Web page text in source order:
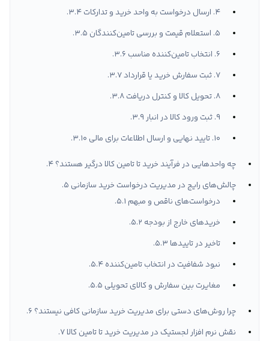
۴. ارسال درخواست به واحد خرید و تدارکات
۵. استعلام قیمت و بررسی تامین‌کنندگان
۶. انتخاب تامین‌کننده مناسب
۷. ثبت سفارش خرید یا قرارداد
۸. تحویل کالا و کنترل دریافت
۹. ثبت ورود کالا در انبار
۱۰. تایید نهایی و ارسال اطلاعات برای مالی
چه واحدهایی در فرآیند خرید تا تامین کالا درگیر هستند؟
چالش‌های رایج در مدیریت درخواست خرید سازمانی
درخواست‌های ناقص و مبهم
خریدهای خارج از بودجه
تاخیر در تاییدها
نبود شفافیت در انتخاب تامین‌کننده
مغایرت بین سفارش و کالای تحویلی
چرا روش‌های دستی برای مدیریت خرید سازمانی کافی نیستند؟
نقش نرم افزار لجستیک در مدیریت خرید تا تامین کالا